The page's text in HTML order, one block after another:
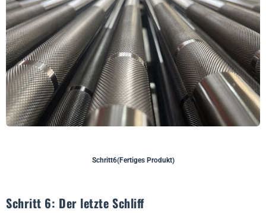
Schritt6(Fertiges Produkt)
Schritt 6: Der letzte Schliff